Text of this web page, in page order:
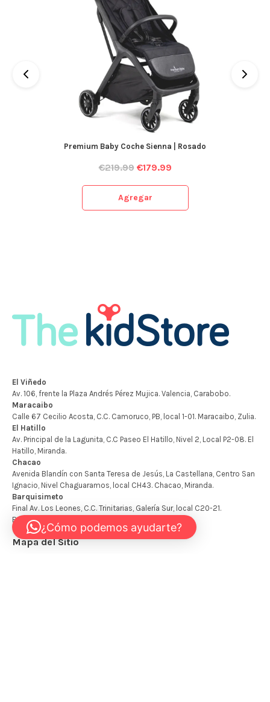
Premium Baby Coche Sienna | Rosado
€219.99 €179.99
Agregar
Mapa del Sitio
¿Cómo podemos ayudarte?